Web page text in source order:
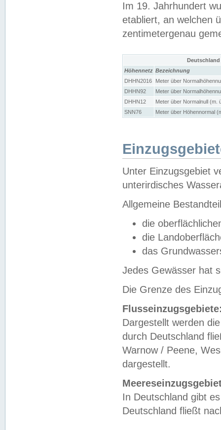
Im 19. Jahrhundert
etabliert, an welchen
zentimetergenau
Höhennetz Bezeichnung
DHHN2016
Meter über
DHHN92
Meter über
DHHN12
Meter über Normalnull (m.
SNN76
Meter über Höhennormal
Unter Einzugsgebiet
unterirdisches
Allgemeine
die
die
das
Jedes Gewässer hat
Die Grenze des
Dargestellt werden
durch Deutschland
Warnow / Peene,
dargestellt.
In Deutschland gibt
Deutschland fließt